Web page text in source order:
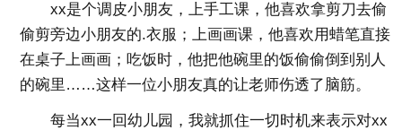
xx是个调皮小朋友，上手工课，他喜欢拿剪刀去偷
偷剪旁边小朋友的.衣服；上画画课，他喜欢用蜡笔直接
在桌子上画画；吃饭时，他把他碗里的饭偷偷倒到别人
的碗里……这样一位小朋友真的让老师伤透了脑筋。
每当xx一回幼儿园，我就抓住一切时机来表示对xx